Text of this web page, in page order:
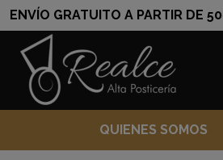
ENVÍO GRATUITO A PARTIR DE
QUIENES SOMOS